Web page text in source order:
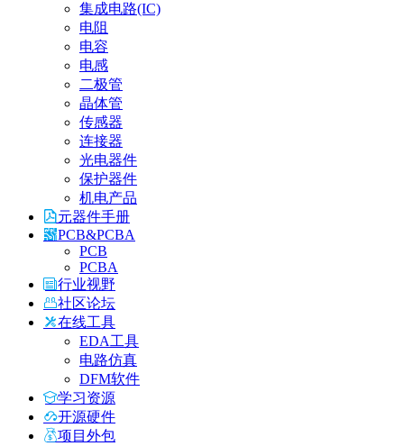
集成电路(IC)
电阻
电容
电感
二极管
晶体管
传感器
连接器
光电器件
保护器件
机电产品
元器件手册
PCB&PCBA
PCB
PCBA
行业视野
社区论坛
在线工具
EDA工具
电路仿真
DFM软件
学习资源
开源硬件
项目外包